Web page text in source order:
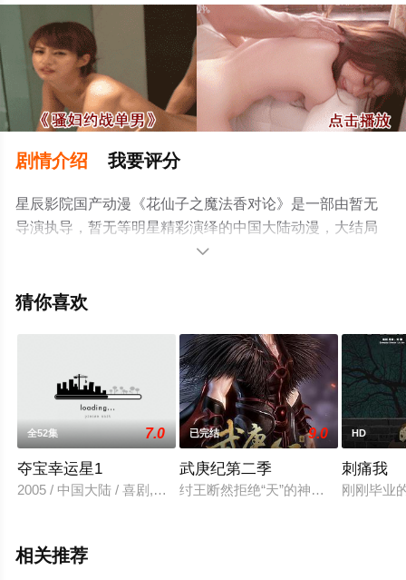
剧情介绍 我要评分
星辰影院国产动漫《花仙子之魔法香对论》是一部由暂无
导演执导，暂无等明星精彩演绎的中国大陆动漫，大结局
剧情已揭晓（1-26全集），手机免费观看高清无删减完整
漫、电视猫或剧情网等平台了解。

猜你喜欢
全52集 7.0
夺宝幸运星1
2005 / 中国大陆 / 喜剧,动画,儿童,国产动漫
已完结 9.0
武庚纪第二季
纣王断然拒绝“天”的神谕，将之投入
HD
刺痛我
刚刚毕业
相关推荐